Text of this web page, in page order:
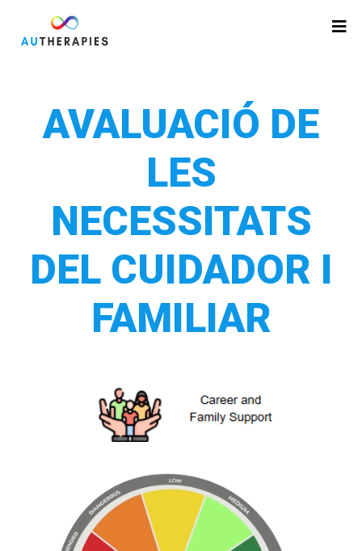
AVALUACIÓ DE
LES
NECESSITATS
DEL CUIDADOR I
FAMILIAR